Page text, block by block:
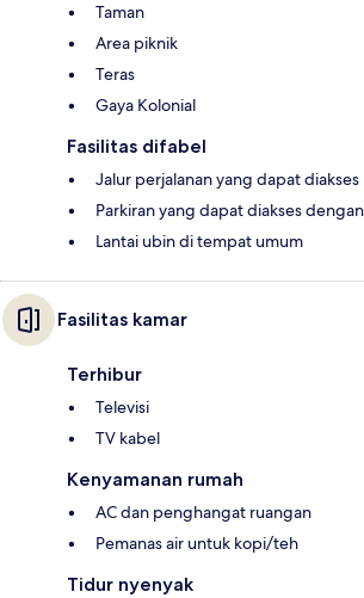
Taman
Area piknik
Teras
Gaya Kolonial
Fasilitas difabel
Jalur perjalanan yang dapat diakses
Parkiran yang dapat diakses
Lantai ubin di tempat umum
Fasilitas kamar
Terhibur
Televisi
TV kabel
Kenyamanan rumah
AC dan penghangat ruangan
Pemanas air untuk kopi/teh
Tidur nyenyak